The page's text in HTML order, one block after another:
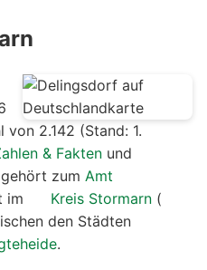
von 2.142 (Stand: 1.
& Fakten und
zum Amt
im Kreis Stormarn (
den Städten
.